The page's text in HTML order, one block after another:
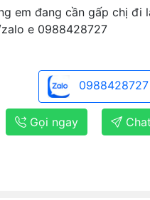
em đang cần gấp chị đi
e 0988428727
0988428727
Gọi ngay